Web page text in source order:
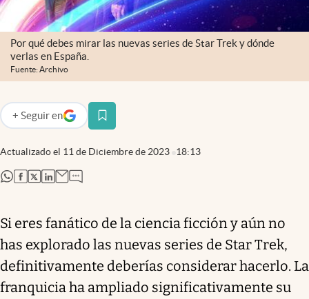
Por qué debes mirar las nuevas series de Star Trek y dónde
verlas en España.
Fuente: Archivo
Actualizado el 11 de Diciembre de 2023 18:13
+ Seguir en
abre en nueva pestaña
abre en nueva pestaña
abre en nueva pestaña
abre en nueva pestaña
abre en nueva pestaña
Si eres fanático de la ciencia ficción y aún no
has explorado las nuevas series de Star Trek,
definitivamente deberías considerar hacerlo. La
franquicia ha ampliado significativamente su